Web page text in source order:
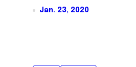
Jan. 23, 2020